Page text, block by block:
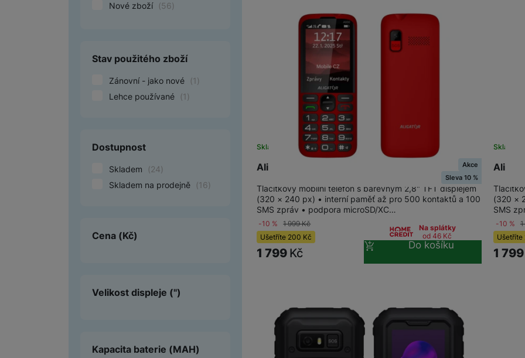
Infinix
Motorola
IKKO
Google Pixel
Doogee
OSCAL
Levné telefony
Samsung
Xiaomi
Vivo
Motorola
Infinix
Honor
TCL
Xiaomi
Xiaomi 17
Xiaomi Redmi
Xiaomi Redmi Note
Renewd iPhone
OPPO
Počítače a notebooky
Vrácené zboží
Nové zboží (56)
Stav použitého zboží
Zánovní - jako nové (1 )
Lehce používané
(1 )
Dostupnost
Skladem (24)
Skladem na prodejně
(16)
Cena (Kč)
Velikost displeje (")
Kapacita baterie (MAH)
Aligator A930 GPS Senior Red
Skladem na prodejně na 3 prodejnách
Akce
Sleva 10 %
Tlačítkový mobilní telefon s barevným 2,8" TFT displejem
(320 × 240 px) • interní paměť až pro 500 kontaktů a 100
SMS zpráv • podpora microSD/XC…
-10 % 1 999Kč
Ušetříte200 Kč
1 799 Kč
Na splátky
od 46 Kč
Do košíku
(320 ×
SMS
-10 %
Ušetříte
1 799